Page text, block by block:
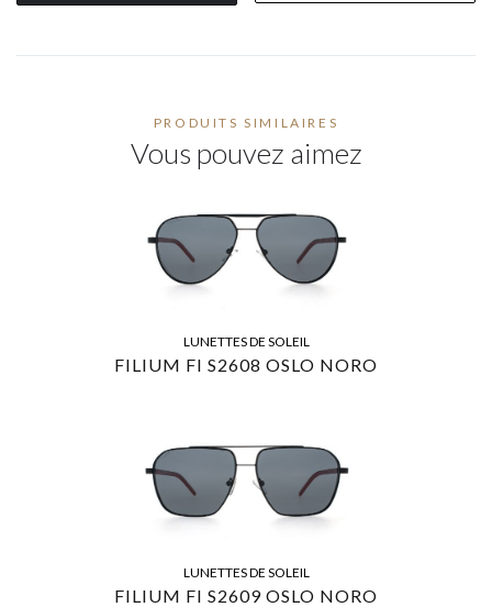
PRODUITS SIMILAIRES
Vous pouvez aimez
LUNETTES DE SOLEIL
FILIUM FI S2608 OSLO NORO
LUNETTES DE SOLEIL
FILIUM FI S2609 OSLO NORO